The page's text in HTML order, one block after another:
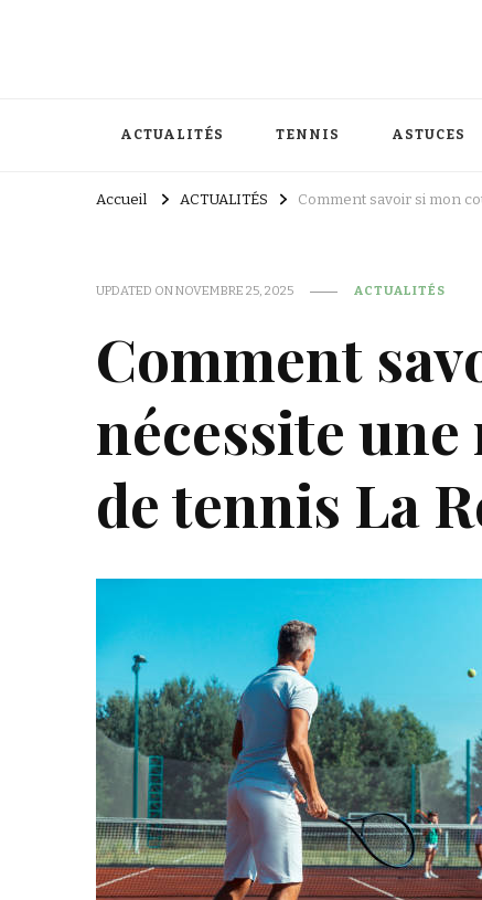
ACTUALITÉS TENNIS ASTUCES
Accueil ACTUALITÉS Comment savoir si mon
UPDATED ONNOVEMBRE 25, 2025 ACTUALITÉS
Comment
nécessite
de tennis La